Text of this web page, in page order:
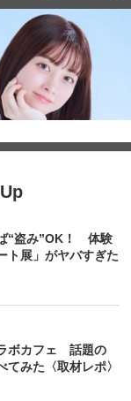
“盗み”OK！ 体験
ト展」がヤバすぎた
ボカフェ 話題の
てみた〈取材レポ〉